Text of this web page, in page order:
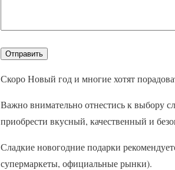
Скоро Новый год и многие хотят
Важно внимательно отнестись к выбору
приобрести вкусный, качественный и
Сладкие новогодние подарки
супермаркеты, официальные рынки).